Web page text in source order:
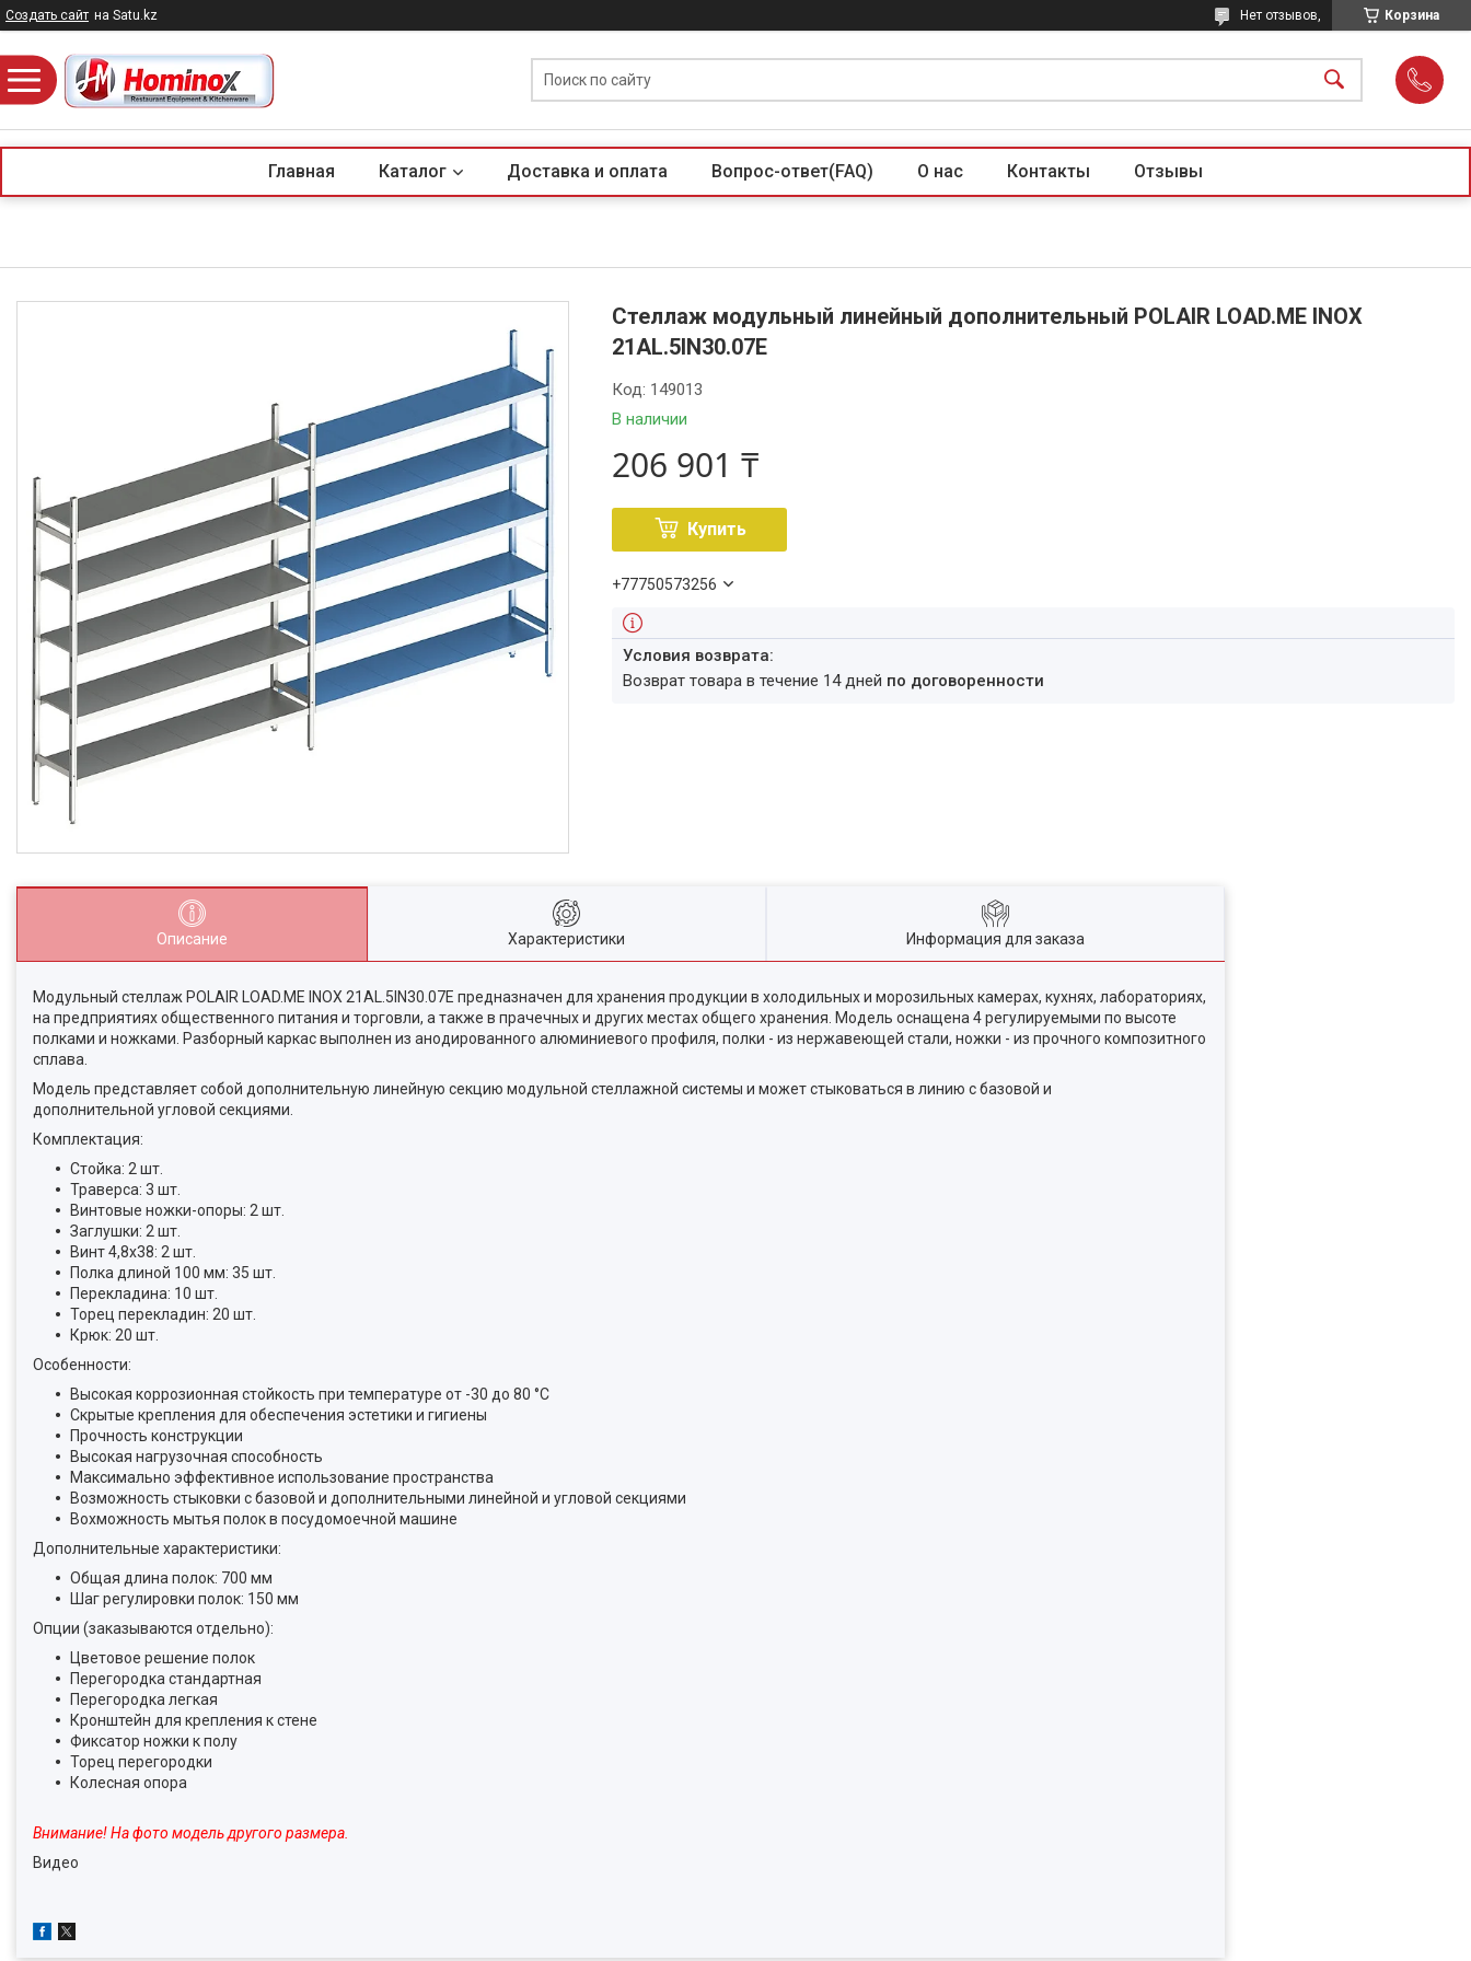
Создать сайт на Satu.kz Корзина
Нет отзывов,
Главная Каталог Доставка и оплата Вопрос-ответ(FAQ) О нас Контакты Отзывы
Стеллаж модульный линейный дополнительный POLAIR LOAD.ME INOX
21AL.5IN30.07Е
В наличии
Код: 149013
206 901 ₸
Купить
+77750573256
возврат товара в течение 14 дней по договоренности
Описание Характеристики Информация для заказа
Модульный стеллаж POLAIR LOAD.ME INOX 21AL.5IN30.07Е предназначен для хранения продукции в холодильных и морозильных камерах, кухнях, лабораториях,
на предприятиях общественного питания и торговли, а также в прачечных и других местах общего хранения. Модель оснащена 4 регулируемыми по высоте
полками и ножками. Разборный каркас выполнен из анодированного алюминиевого профиля, полки - из нержавеющей стали, ножки - из прочного композитного
сплава.
Модель представляет собой дополнительную линейную секцию модульной стеллажной системы и может стыковаться в линию с базовой и
дополнительной угловой секциями.
Комплектация:
Стойка: 2 шт.
Траверса: 3 шт.
Винтовые ножки-опоры: 2 шт.
Заглушки: 2 шт.
Винт 4,8x38: 2 шт.
Полка длиной 100 мм: 35 шт.
Перекладина: 10 шт.
Торец перекладин: 20 шт.
Крюк: 20 шт.
Особенности:
Высокая коррозионная стойкость при температуре от -30 до 80 °С
Скрытые крепления для обеспечения эстетики и гигиены
Прочность конструкции
Высокая нагрузочная способность
Максимально эффективное использование пространства
Возможность стыковки с базовой и дополнительными линейной и угловой секциями
Вохможность мытья полок в посудомоечной машине
Дополнительные характеристики:
Общая длина полок: 700 мм
Шаг регулировки полок: 150 мм
Опции (заказываются отдельно):
Цветовое решение полок
Перегородка стандартная
Перегородка легкая
Кронштейн для крепления к стене
Фиксатор ножки к полу
Торец перегородки
Колесная опора
Внимание! На фото модель другого размера.
Видео